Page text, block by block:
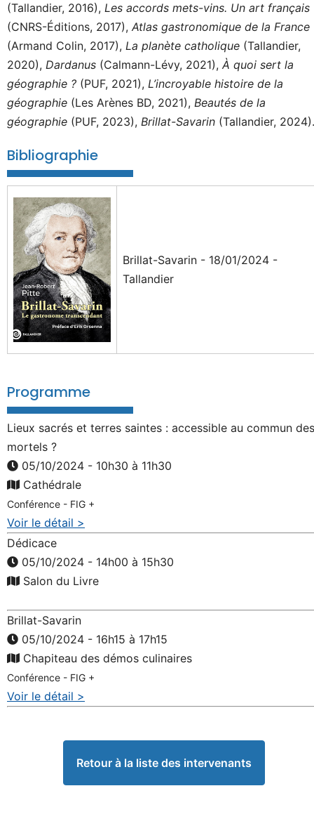
(Tallandier, 2016), Les accords mets-vins. Un art français
(CNRS-Éditions, 2017), Atlas gastronomique de la France
(Armand Colin, 2017), La planète catholique (Tallandier,
2020), Dardanus (Calmann-Lévy, 2021), À quoi sert la
géographie ? (PUF, 2021), L’incroyable histoire de la
géographie (Les Arènes BD, 2021), Beautés de la
géographie (PUF, 2023), Brillat-Savarin (Tallandier, 2024).
Bibliographie
Brillat-Savarin - 18/01/2024 -
Tallandier
Programme
Lieux sacrés et terres saintes : accessible au commun des
mortels ?
05/10/2024 - 10h30 à 11h30
Cathédrale
Conférence - FIG +
Voir le détail >
Dédicace
05/10/2024 - 14h00 à 15h30
Salon du Livre
Brillat-Savarin
05/10/2024 - 16h15 à 17h15
Chapiteau des démos culinaires
Conférence - FIG +
Voir le détail >
Retour à la liste des intervenants